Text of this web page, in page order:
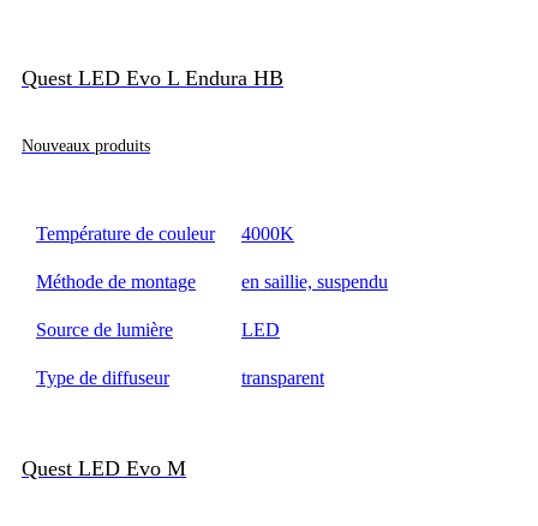
Quest LED Evo L Endura HB
Nouveaux produits
Température de couleur 4000K
Méthode de montage en saillie, suspendu
Source de lumière LED
Type de diffuseur transparent
Quest LED Evo M